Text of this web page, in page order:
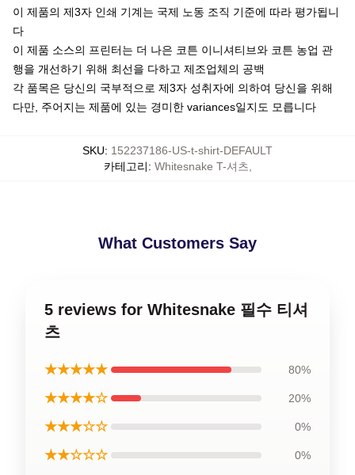
이 제품의 제3자 인쇄 기계는 국제 노동 조직 기준에 따라 평가됩니
다
이 제품 소스의 프린터는 더 나은 코튼 이니셔티브와 코튼 농업 관
행을 개선하기 위해 최선을 다하고 제조업체의 공백
각 품목은 당신의 국부적으로 제3자 성취자에 의하여 당신을 위해
다만, 주어지는 제품에 있는 경미한 variances일지도 모릅니다
SKU: 152237186-US-t-shirt-DEFAULT
카테고리: Whitesnake T-셔츠
What Customers Say
5 reviews for Whitesnake 필수 티셔
츠
★★★★★ 80%
★★★★☆ 20%
★★★☆☆ 0%
★★☆☆☆ 0%